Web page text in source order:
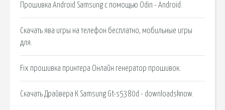
Прошивка Android Samsung с помощью Odin - Android.
Скачать ява игры на телефон бесплатно, мобильные игры
для.
Fix прошивка принтера Онлайн генератор прошивок.
Скачать Драйвера К Samsung Gt-s5380d - downloadsknow.